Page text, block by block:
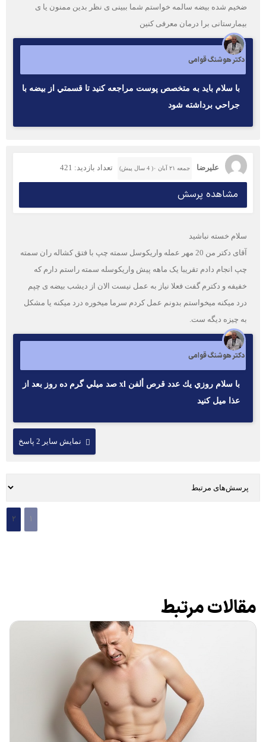
ضخیم شده بیضه سالمه خواستم شما ببینی ی نظر بدین ممنون یا ی
بیمارستانی برا درمان معرفی کنین
دکتر هوشنگ قوامی
با سلام بايد به متخصص پوست مراجعه كنيد تا قسمتي از بيضه با
جراحي برداشته شود
علیرضا جمعه ۲۱ آبان ۰( 4 سال پیش) تعداد بازدید: 421
مشاهده پرسش
سلام خسته نباشید
آقای دکتر من 20 مهر عمله واریکوسل سمته چپ با فتق کشاله ران سمته
چپ انجام دادم تقریبا یک ماهه پیش واریکوسله سمته راستم دارم که
خفیفه و دکترم گفت فعلا نیاز به عمل نیست الان از دیشب بیضه ی چپم
درد میکنه میخواستم بدونم عمل کردم سرما میخوره درد میکنه یا مشکل
به چیزه دیگه ست.
دکتر هوشنگ قوامی
با سلام روزي يك عدد قرص ألفن xl صد ميلي گرم ده روز بعد از
عذا ميل كنيد
نمایش سایر 2 پاسخ
1
2
مقالات مرتبط